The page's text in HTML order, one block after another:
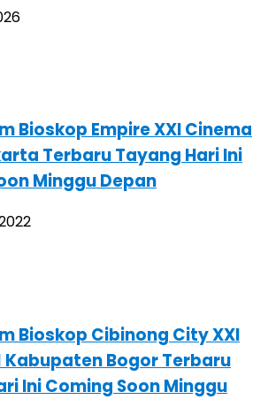
Bioskop Empire XXI Cinema
Terbaru Tayang Hari Ini
Minggu Depan
Bioskop Cibinong City XXI
Kabupaten Bogor Terbaru
Ini Coming Soon Minggu